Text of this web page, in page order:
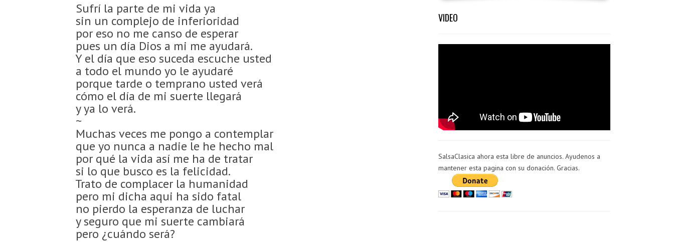
Sufrí la parte de mi vida ya
sin un complejo de inferioridad
por eso no me canso de esperar
pues un día Dios a mi me ayudará.
Y el día que eso suceda escuche usted
a todo el mundo yo le ayudaré
porque tarde o temprano usted verá
cómo el día de mi suerte llegará
y ya lo verá.
~
Muchas veces me pongo a contemplar
que yo nunca a nadie le he hecho mal
por qué la vida así me ha de tratar
si lo que busco es la felicidad.
Trato de complacer la humanidad
pero mi dicha aqui ha sido fatal
no pierdo la esperanza de luchar
y seguro que mi suerte cambiará
pero ¿cuándo será?
VIDEO
SalsaClasica ahora esta libre de anuncios. Ayudenos a
mantener esta pagina con su donación. Gracias.